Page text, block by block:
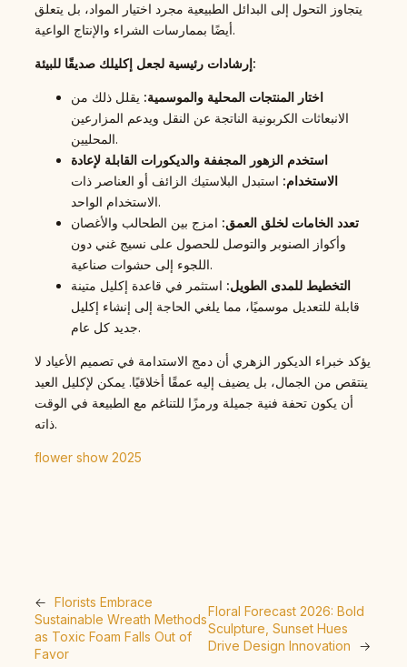
يتجاوز التحول إلى البدائل الطبيعية مجرد اختيار المواد، بل يتعلق
أيضًا بممارسات الشراء والإنتاج الواعية.
إرشادات رئيسية لجعل إكليلك صديقًا للبيئة:
اختار المنتجات المحلية والموسمية: يقلل ذلك من
الانبعاثات الكربونية الناتجة عن النقل ويدعم المزارعين
المحليين.
استخدم الزهور المجففة والديكورات القابلة لإعادة
الاستخدام: استبدل البلاستيك الزائف أو العناصر ذات
الاستخدام الواحد.
تعدد الخامات لخلق العمق: امزج بين الطحالب والأغصان
وأكواز الصنوبر والتوصل للحصول على نسيج غني دون
اللجوء إلى حشوات صناعية.
التخطيط للمدى الطويل: استثمر في قاعدة إكليل متينة
قابلة للتعديل موسميًا، مما يلغي الحاجة إلى إنشاء إكليل
جديد كل عام.
يؤكد خبراء الديكور الزهري أن دمج الاستدامة في تصميم الأعياد لا
ينتقص من الجمال، بل يضيف إليه عمقًا أخلاقيًا. يمكن لإكليل العيد
أن يكون تحفة فنية جميلة ورمزًا للتناغم مع الطبيعة في الوقت
ذاته.
flower show 2025
← Florists Embrace
Sustainable Wreath Methods
as Toxic Foam Falls Out of
Favor
Floral Forecast 2026: Bold
Sculpture, Sunset Hues
Drive Design Innovation
→